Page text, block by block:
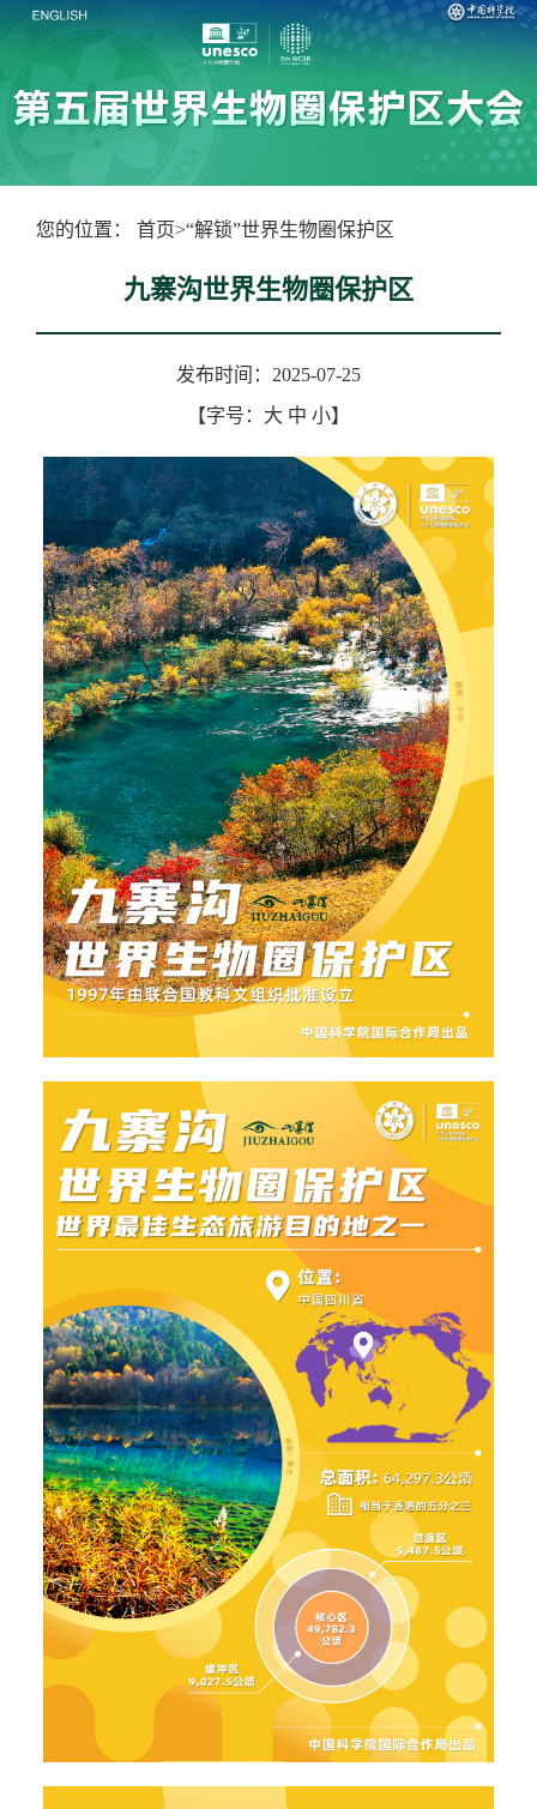
您的位置： 首页>“解锁”世界生物圈保护区
九寨沟世界生物圈保护区
发布时间：2025-07-25
【字号： 大 中 小】